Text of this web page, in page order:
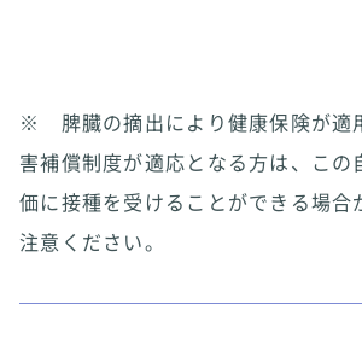
※ 脾臓の摘出により健康保険が適
害補償制度が適応となる方は、この
価に接種を受けることができる場合
注意ください。